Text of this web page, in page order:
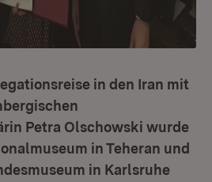
in den Iran mit
Petra Olschowski wurde
in Teheran und
in Karlsruhe